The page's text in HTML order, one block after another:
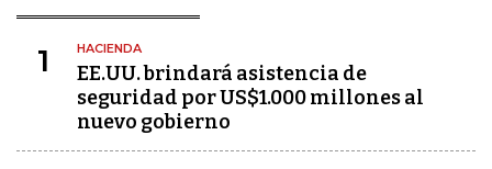
1 HACIENDA
EE.UU. brindará asistencia de
seguridad por US$1.000 millones al
nuevo gobierno